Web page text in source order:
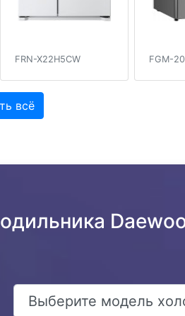
FRN-X22H5CW FGM-
всё